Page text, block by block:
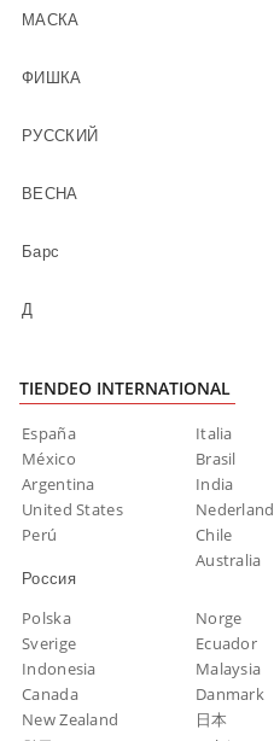
МАСКА
ФИШКА
РУССКИЙ
ВЕСНА
Барс
Д
TIENDEO INTERNATIONAL
España Italia
México
Brasil
Argentina
India
United States
Nederland
Perú
Chile
Россия
Australia
Polska Norge
Sverige
Ecuador
Indonesia
Malaysia
Canada
Danmark
New Zealand
日本